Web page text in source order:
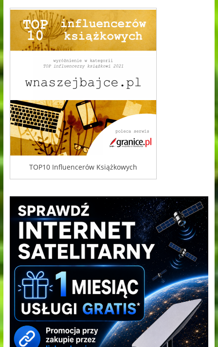
TOP10 Influencerów Książkowych